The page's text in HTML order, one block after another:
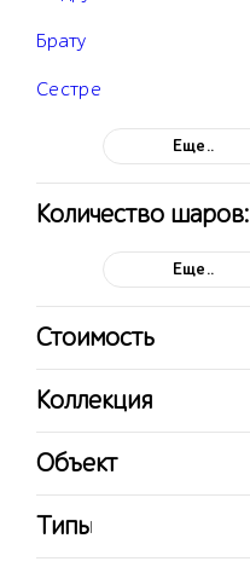
Брату
Сестре
Еще..
Количество шаров:
Еще..
Стоимость
Коллекция
Объект
Типы